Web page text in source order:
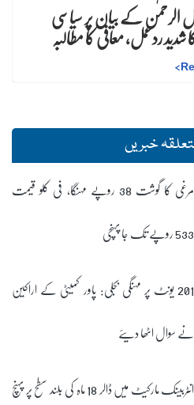
الرحمٰن کے بیان پر سیاسی
شدید ردعمل، معافی کا مطالبہ
>
خبریں
مرغی کا گوشت 38 روپے مہنگا، فی کلو قیمت
533 روپے تک جا پہنچی
201 یونٹ پر مہنگی بجلی: پاور کمیٹی کے اراکین
نے سوال اٹھا دیئے
انٹربینک مارکیٹ میں ڈالر 18 ماہ کی بلند سطح پر پہنچ